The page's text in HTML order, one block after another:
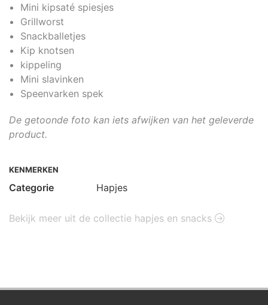
Mini kipsaté spiesjes
Grillworst
Snackballetjes
Kip knotsen
kippeling
Mini slavinken
Speenvarken spek
De getoonde foto kan iets afwijken van het geleverde
product.
KENMERKEN
Categorie Hapjes
Bekijk meer uit de collectie hapjes en snacks